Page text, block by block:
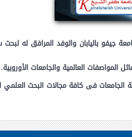
جيفو باليابان والوفد المرافق له لبحث
المواصفات العالمية والجامعات الأوروبية.
فى كافة مجالات البحث العلمي